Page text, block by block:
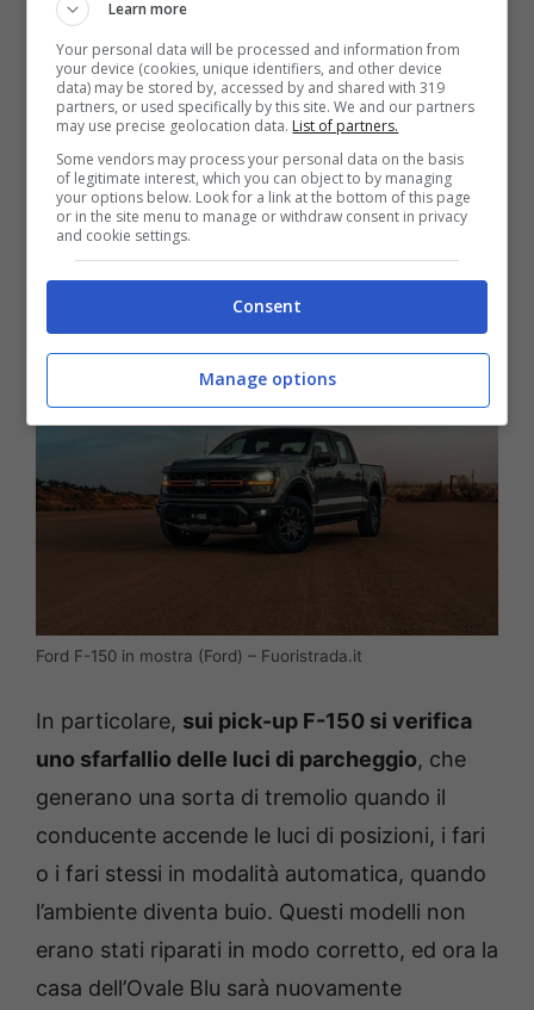
le luci di parcheggio. I primi richiami di
sicurezza, con codici 22V-686 e 23V-802
erano già stati effettuati tra il 2022 ed il
2023, ma a quanto pare non hanno risolto la
problematica, che rende questi modelli non
conformi agli standard della NHTSA di
Ford F-150 in mostra (Ford) – Fuoristrada.it
In particolare, sui pick-up F-150 si verifica
uno sfarfallio delle luci di parcheggio, che
generano una sorta di tremolio quando il
conducente accende le luci di posizioni, i fari
o i fari stessi in modalità automatica, quando
l’ambiente diventa buio. Questi modelli non
erano stati riparati in modo corretto, ed ora la
casa dell’Ovale Blu sarà nuovamente
Learn more
Your personal data will be processed and information from
your device (cookies, unique identifiers, and other device
data) may be stored by, accessed by and shared with 319
partners, or used specifically by this site. We and our partners
may use precise geolocation data. List of partners.
Some vendors may process your personal data on the basis
of legitimate interest, which you can object to by managing
your options below. Look for a link at the bottom of this page
or in the site menu to manage or withdraw consent in privacy
and cookie settings.
Consent
Manage options